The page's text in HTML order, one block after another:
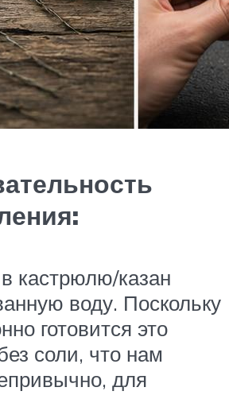
кастрюлю/казан
воду. Поскольку
готовится это
соли, что нам
для